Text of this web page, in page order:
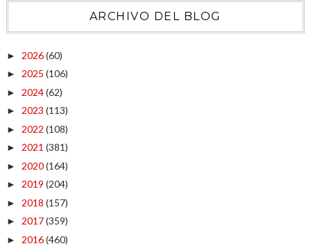
ARCHIVO DEL BLOG
► 2026(60)
► 2025 (106)
► 2024(62)
► 2023 (113)
► 2022 (108)
► 2021 (381)
► 2020(164)
► 2019 (204)
► 2018 (157)
► 2017(359)
► 2016(460)